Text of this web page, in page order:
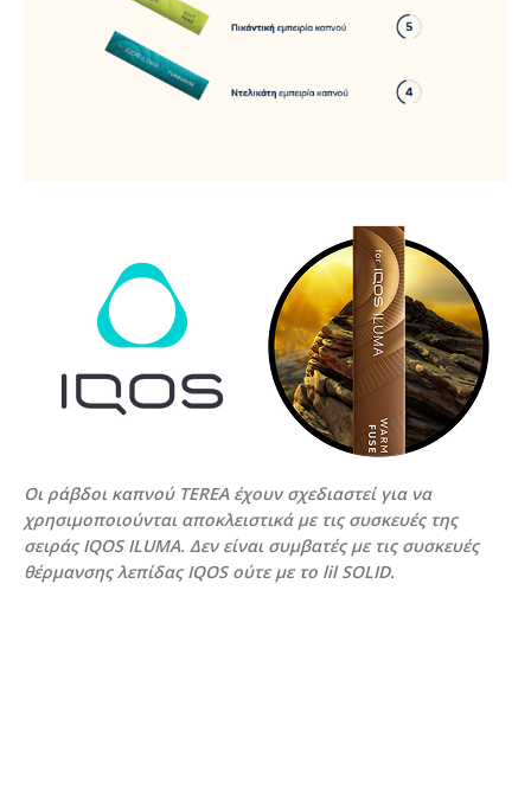
Οι ράβδοι καπνού TEREA έχουν σχεδιαστεί για να
χρησιμοποιούνται αποκλειστικά με τις συσκευές της
σειράς IQOS ILUMA. Δεν είναι συμβατές με τις συσκευές
θέρμανσης λεπίδας IQOS ούτε με το lil SOLID.